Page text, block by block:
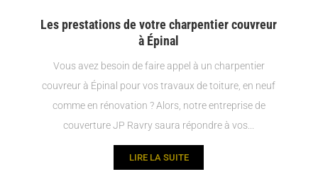
Les prestations de votre charpentier couvreur
à Épinal
Vous avez besoin de faire appel à un charpentier
couvreur à Épinal pour vos travaux de toiture, en neuf
comme en rénovation ? Alors, notre entreprise de
couverture JP Ravry saura répondre à vos...
LIRE LA SUITE